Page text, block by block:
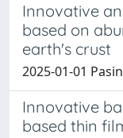
Innovative
based on
earth's crust
2025-01-01
Innovative
based thin